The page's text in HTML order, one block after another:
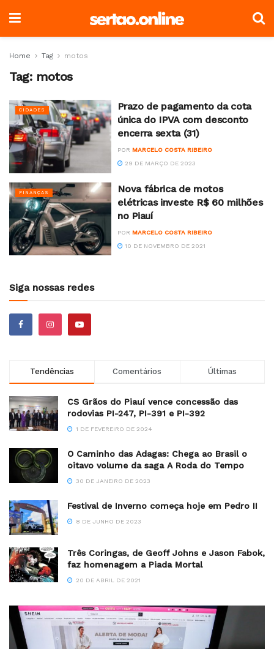
Home Tag motos
Tag: motos
CIDADES
Prazo de pagamento da cota
única do IPVA com desconto
encerra sexta (31)
POR MARCELO COSTA RIBEIRO
29 DE MARÇO DE 2023
FINANÇAS
Nova fábrica de motos
elétricas investe R$ 60 milhões
no Piauí
POR MARCELO COSTA RIBEIRO
10 DE NOVEMBRO DE 2021
Siga nossas redes
Tendências Comentários Últimas
CS Grãos do Piauí vence concessão das
rodovias PI-247, PI-391 e PI-392
1 DE FEVEREIRO DE 2024
O Caminho das Adagas: Chega ao Brasil o
oitavo volume da saga A Roda do Tempo
30 DE JANEIRO DE 2023
Festival de Inverno começa hoje em Pedro II
8 DE JUNHO DE 2023
Três Coringas, de Geoff Johns e Jason Fabok,
faz homenagem a Piada Mortal
20 DE ABRIL DE 2021